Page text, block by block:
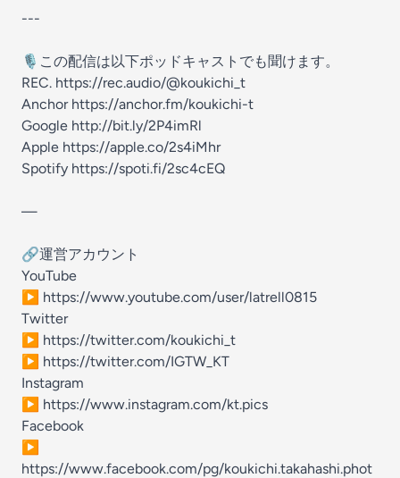
---
🎙この配信は以下ポッドキャストでも聞けます。
REC. https://rec.audio/@koukichi_t
Anchor https://anchor.fm/koukichi-t
Google http://bit.ly/2P4imRl
Apple https://apple.co/2s4iMhr
Spotify https://spoti.fi/2sc4cEQ
—
🔗運営アカウント
YouTube
▶︎ https://www.youtube.com/user/latrell0815
Twitter
▶︎ https://twitter.com/koukichi_t
▶︎ https://twitter.com/IGTW_KT
Instagram
▶︎ https://www.instagram.com/kt.pics
Facebook
‬▶︎
https://www.facebook.com/pg/koukichi.takahashi.phot